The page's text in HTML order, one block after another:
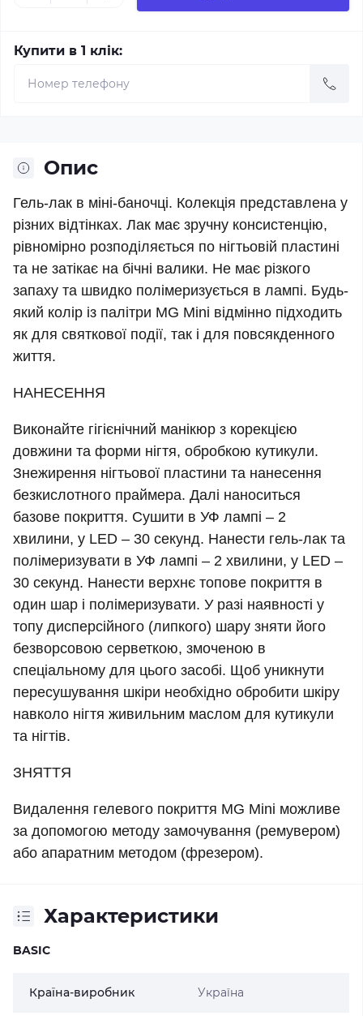
Купити в 1 клік:
Опис
Гель-лак в міні-баночці. Колекція представлена у
різних відтінках. Лак має зручну консистенцію,
рівномірно розподіляється по нігтьовій пластині
та не затікає на бічні валики. Не має різкого
запаху та швидко полімеризується в лампі. Будь-
який колір із палітри MG Mini відмінно підходить
як для святкової події, так і для повсякденного
життя.
НАНЕСЕННЯ
Виконайте гігієнічний манікюр з корекцією
довжини та форми нігтя, обробкою кутикули.
Знежирення нігтьової пластини та нанесення
безкислотного праймера. Далі наноситься
базове покриття. Сушити в УФ лампі – 2
хвилини, у LED – 30 секунд. Нанести гель-лак та
полімеризувати в УФ лампі – 2 хвилини, у LED –
30 секунд. Нанести верхнє топове покриття в
один шар і полімеризувати. У разі наявності у
топу дисперсійного (липкого) шару зняти його
безворсовою серветкою, змоченою в
спеціальному для цього засобі. Щоб уникнути
пересушування шкіри необхідно обробити шкіру
навколо нігтя живильним маслом для кутикули
та нігтів.
ЗНЯТТЯ
Видалення гелевого покриття MG Mini можливе
за допомогою методу замочування (ремувером)
або апаратним методом (фрезером).
Характеристики
BASIC
Країна-виробник Україна